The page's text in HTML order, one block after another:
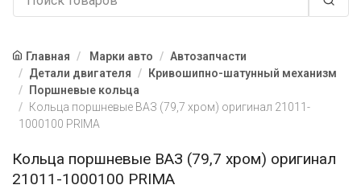
Главная Марки авто
Автозапчасти
Детали двигателя
Кривошипно-шатунный механизм
Поршневые кольца
Кольца поршневые ВАЗ (79,7 хром) оригинал 21011-
1000100 PRIMA
Кольца поршневые ВАЗ (79,7 хром) оригинал
21011-1000100 PRIMA